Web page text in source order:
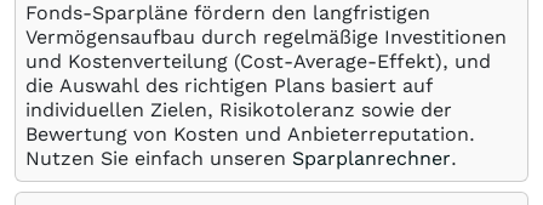
Fonds-Sparpläne fördern den langfristigen
Vermögensaufbau durch regelmäßige Investitionen
und Kostenverteilung (Cost-Average-Effekt), und
die Auswahl des richtigen Plans basiert auf
individuellen Zielen, Risikotoleranz sowie der
Bewertung von Kosten und Anbieterreputation.
Nutzen Sie einfach unseren Sparplanrechner.